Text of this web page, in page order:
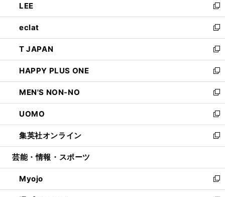
く
で
開
く
ド
ウ
で
開
く
ィ
ン
ド
ウ
で
開
く
い
ウ
ィ
ン
ド
ウ
で
開
く
LEE
新
し
い
ウ
ィ
ン
ド
ウ
で
開
く
eclat
新
し
い
ウ
ィ
ン
ド
ウ
で
開
く
T JAPAN
新
し
い
ウ
ィ
ン
ド
ウ
で
開
HAPPY PLUS ONE
新
し
い
ウ
ィ
ン
ド
ウ
開
く
MEN'S NON-NO
新
し
い
ウ
ィ
ン
ウ
で
開
UOMO
新
し
い
ウ
ン
ド
ウ
集英社オンライン
新
し
ウ
ィ
ン
芸能・情報・スポーツ
Myojo
新
し